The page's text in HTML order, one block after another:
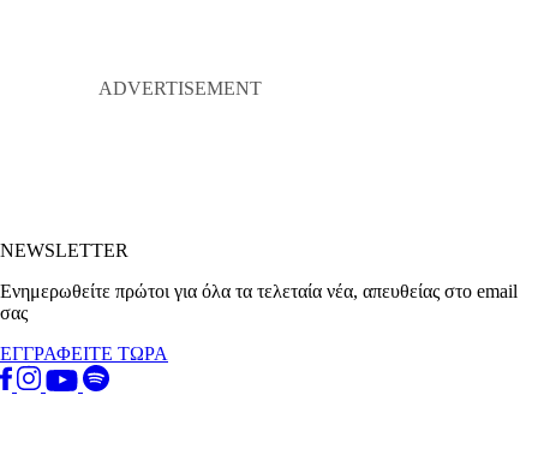
NEWSLETTER
Ενημερωθείτε πρώτοι για όλα τα τελεταία νέα, απευθείας στο email
σας
ΕΓΓΡΑΦΕΙΤΕ ΤΩΡΑ